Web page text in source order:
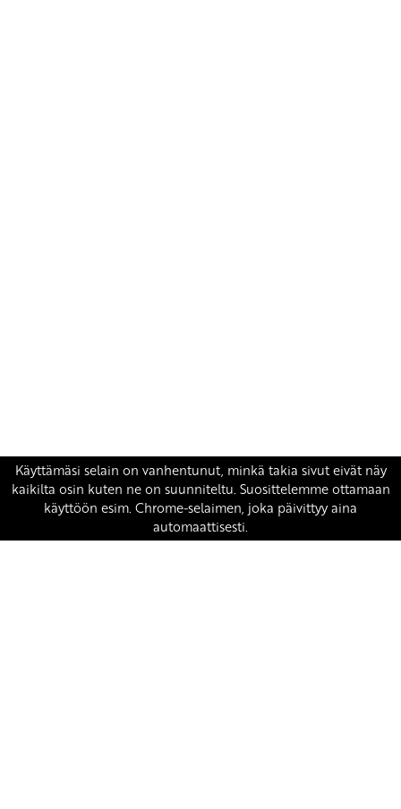
Osoite: Viljatie 4 B 3. kerros, 00700 Helsinki
Puh: 045 7834 1346
Sähköposti:skp@skp.fi